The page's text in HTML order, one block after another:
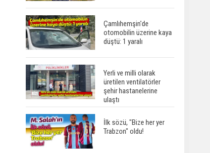
Çamlıhemşin'de
otomobilin üzerine kaya
düştü: 1 yaralı
Yerli ve milli olarak
üretilen ventilatörler
şehir hastanelerine
ulaştı
İlk sözü, "Bize her yer
Trabzon" oldu!